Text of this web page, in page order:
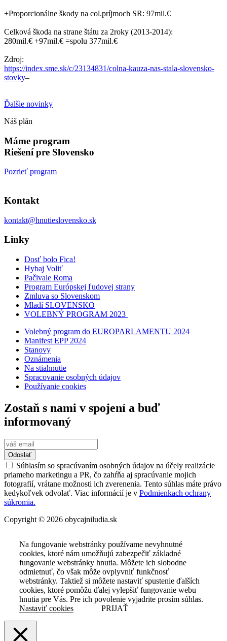
+Proporcionálne škody na col.príjmoch SR: 97mil.€
Celková škoda na strane štátu za 2roky (2013-2014):
280mil.€ +97mil.€ =spolu 377mil.€
Zdroj:
https://index.sme.sk/c/23134831/colna-kauza-nas-stala-slovensko-
stovky–
Ďalšie novinky
Náš plán
Máme program
Riešení pre Slovensko
Pozrieť program
Kontakt
kontakt@hnutieslovensko.sk
Linky
Dosť bolo Fica!
Hybaj Voliť
Pačivale Roma
Program Európskej ľudovej strany
Zmluva so Slovenskom
Mladí SLOVENSKO
VOLEBNÝ PROGRAM 2023
Volebný program do EUROPARLAMENTU 2024
Manifest EPP 2024
Stanovy
Oznámenia
Na stiahnutie
Spracovanie osobných údajov
Používanie cookies
Zostaň s nami v spojení a buď
informovaný
Odoslať
Súhlasím so spracúvaním osobných údajov na účely realizácie
priameho marketingu a PR, čo zahŕňa aj spracúvanie mojich
fotografií, vrátane možnosti ich zverenenia. Tento súhlas máte právo
kedykoľvek odvolať. Viac informácií je v Podmienkach ochrany
súkromia.
Copyright © 2026 obycajniludia.sk
Na fungovanie webstránky používame nevyhnutné
cookies, ktoré nám umožňujú zabezpečiť základné
fungovanie webstránky hnutia. Môžete ich slobodne
odmietnuť, čo však môže ovplyvniť funkčnosť
webstránky. Taktiež si môžete nastaviť spustenie ďalších
cookies, ktoré pomôžu ďalej vylepšiť fungovanie webu
hnutia pre Vás. Pre ich povolenie vyjadrite prosím súhlas.
Nastaviť cookies
PRIJAŤ